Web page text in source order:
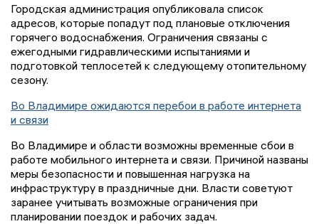
Городская администрация опубликовала список
адресов, которые попадут под плановые отключения
горячего водоснабжения. Ограничения связаны с
ежегодными гидравлическими испытаниями и
подготовкой теплосетей к следующему отопительному
сезону.
Во Владимире ожидаются перебои в работе интернета
и связи
Во Владимире и области возможны временные сбои в
работе мобильного интернета и связи. Причиной названы
меры безопасности и повышенная нагрузка на
инфраструктуру в праздничные дни. Власти советуют
заранее учитывать возможные ограничения при
планировании поездок и рабочих задач.